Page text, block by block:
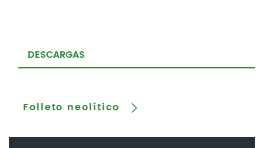
DESCARGAS
Folleto neolítico